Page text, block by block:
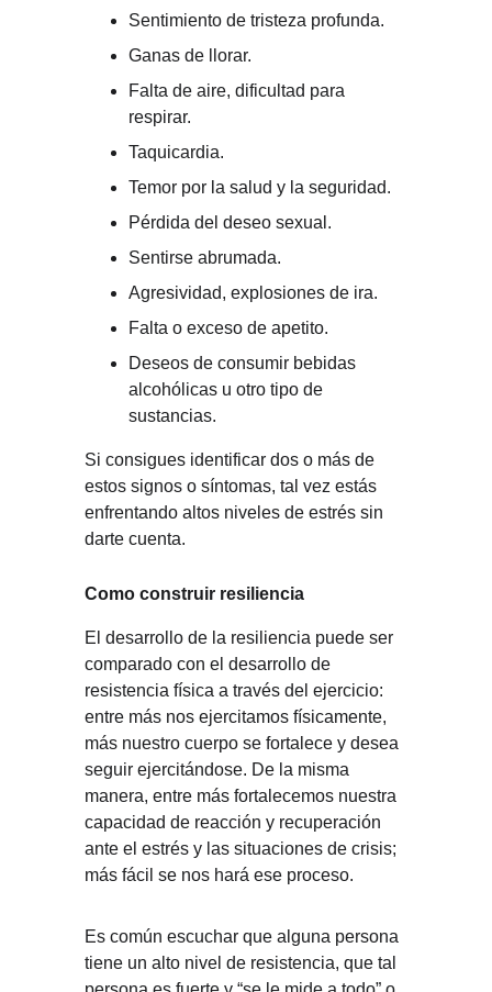
Sentimiento de tristeza profunda.
Ganas de llorar.
Falta de aire, dificultad para
respirar.
Taquicardia.
Temor por la salud y la seguridad.
Pérdida del deseo sexual.
Sentirse abrumada.
Agresividad, explosiones de ira.
Falta o exceso de apetito.
Deseos de consumir bebidas
alcohólicas u otro tipo de
sustancias.
Si consigues identificar dos o más de
estos signos o síntomas, tal vez estás
enfrentando altos niveles de estrés sin
darte cuenta.
Como construir resiliencia
El desarrollo de la resiliencia puede ser
comparado con el desarrollo de
resistencia física a través del ejercicio:
entre más nos ejercitamos físicamente,
más nuestro cuerpo se fortalece y desea
seguir ejercitándose. De la misma
manera, entre más fortalecemos nuestra
capacidad de reacción y recuperación
ante el estrés y las situaciones de crisis;
más fácil se nos hará ese proceso.
Es común escuchar que alguna persona
tiene un alto nivel de resistencia, que tal